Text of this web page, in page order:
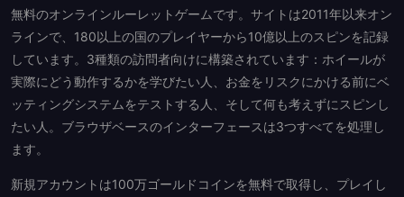
無料のオンラインルーレットゲームです。サイトは2011年以来オン
ラインで、180以上の国のプレイヤーから10億以上のスピンを記録
しています。3種類の訪問者向けに構築されています：ホイールが
実際にどう動作するかを学びたい人、お金をリスクにかける前にベ
ッティングシステムをテストする人、そして何も考えずにスピンし
たい人。ブラウザベースのインターフェースは3つすべてを処理し
ます。
新規アカウントは100万ゴールドコインを無料で取得し、プレイし